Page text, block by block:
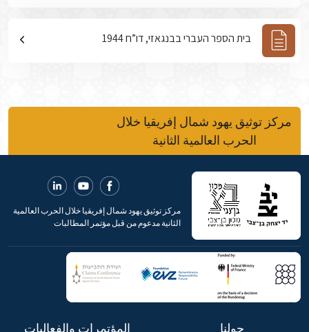
בית הספר העברי בבנגאזי, דו”ח 1944
مركز توثيق يهود شمال إفريقيا خلال
الحرب العالمية الثانية
مركز توثيق يهود شمال إفريقيا خلال الحرب العالمية
الثانية مدعوم من قبل مؤتمر المطالبات
حولنا المؤتمرات والفعاليات